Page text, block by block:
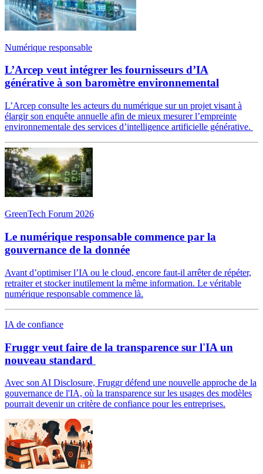
Numérique responsable
L’Arcep veut intégrer les fournisseurs d’IA
générative à son baromètre environnemental
L’Arcep consulte les acteurs du numérique sur un projet visant à
élargir son enquête annuelle afin de mieux mesurer l’empreinte
environnementale des services d’intelligence artificielle générative.
GreenTech Forum 2026
Le numérique responsable commence par la
gouvernance de la donnée
Avant d’optimiser l’IA ou le cloud, encore faut-il arrêter de répéter,
retraiter et stocker inutilement la même information. Le véritable
numérique responsable commence là.
IA de confiance
Fruggr veut faire de la transparence sur l'IA un
nouveau standard
Avec son AI Disclosure, Fruggr défend une nouvelle approche de la
gouvernance de l'IA, où la transparence sur les usages des modèles
pourrait devenir un critère de confiance pour les entreprises.